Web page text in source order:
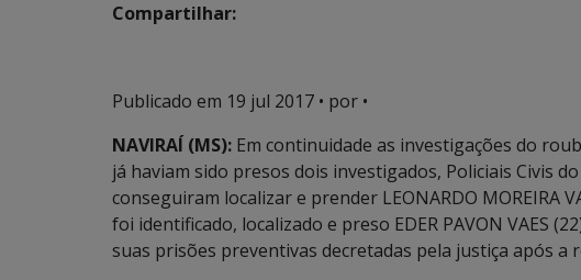
Compartilhar:
Publicado em 19 jul 2017 • por •
NAVIRAÍ (MS): Em continuidade as investigações do
já haviam sido presos dois investigados, Policiais Civis
conseguiram localizar e prender LEONARDO MOREIRA
foi identificado, localizado e preso EDER PAVON VAES
suas prisões preventivas decretadas pela justiça após a